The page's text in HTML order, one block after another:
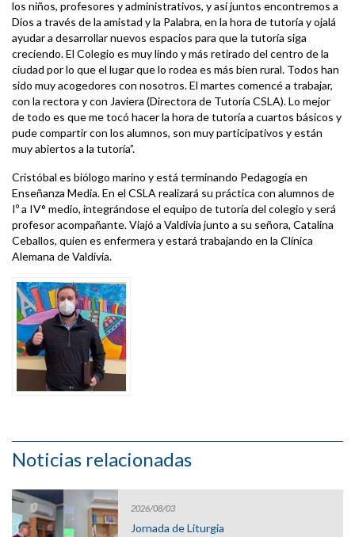
los niños, profesores y administrativos, y así juntos encontremos a
Dios a través de la amistad y la Palabra, en la hora de tutoría y ojalá
ayudar a desarrollar nuevos espacios para que la tutoría siga
creciendo. El Colegio es muy lindo y más retirado del centro de la
ciudad por lo que el lugar que lo rodea es más bien rural. Todos han
sido muy acogedores con nosotros. El martes comencé a trabajar,
con la rectora y con Javiera (Directora de Tutoría CSLA). Lo mejor
de todo es que me tocó hacer la hora de tutoría a cuartos básicos y
pude compartir con los alumnos, son muy participativos y están
muy abiertos a la tutoría”.
Cristóbal es biólogo marino y está terminando Pedagogía en
Enseñanza Media. En el CSLA realizará su práctica con alumnos de
Iº a IV° medio, integrándose el equipo de tutoría del colegio y será
profesor acompañante. Viajó a Valdivia junto a su señora, Catalina
Ceballos, quien es enfermera y estará trabajando en la Clínica
Alemana de Valdivia.
Noticias relacionadas
2026/08/03
Jornada de Liturgia